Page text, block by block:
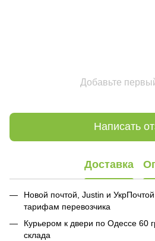
Добавьте
Написать
Доставка
Новой почтой, Justin и
тарифам перевозчика
Курьером к двери по Одессе 60
склада